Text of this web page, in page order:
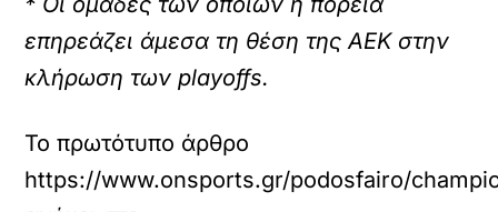
επηρεάζει άμεσα τη θέση της ΑΕΚ στην
κλήρωση των playoffs.
Το πρωτότυπο άρθρο
https://www.onsports.gr/podosfairo/